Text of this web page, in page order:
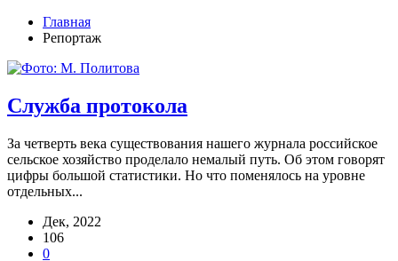
Главная
Репортаж
Служба протокола
За четверть века существования нашего журнала российское
сельское хозяйство проделало немалый путь. Об этом говорят
цифры большой статистики. Но что поменялось на уровне
отдельных...
Дек, 2022
106
0